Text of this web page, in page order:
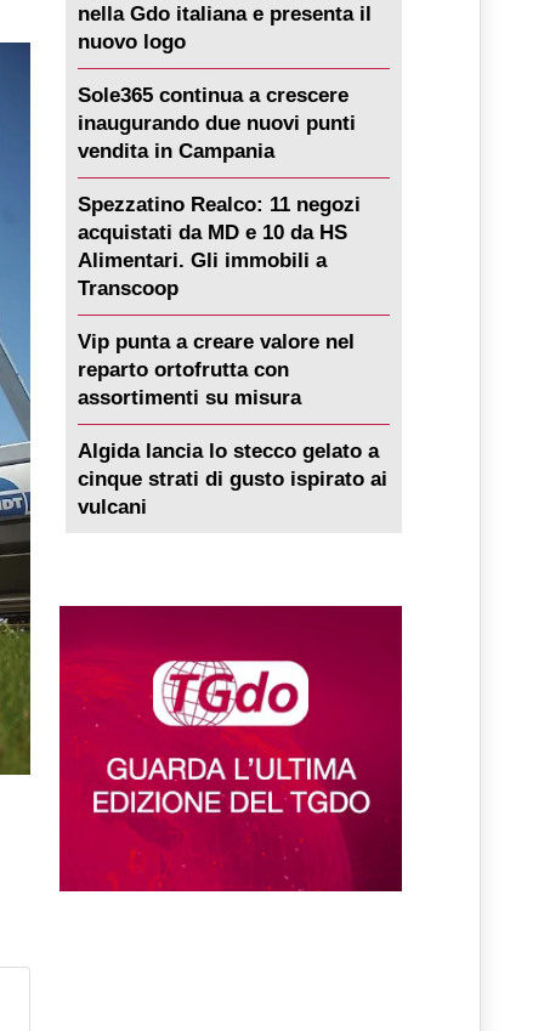
nella Gdo italiana e presenta il
nuovo logo
Sole365 continua a crescere
inaugurando due nuovi punti
vendita in Campania
Spezzatino Realco: 11 negozi
acquistati da MD e 10 da HS
Alimentari. Gli immobili a
Transcoop
Vip punta a creare valore nel
reparto ortofrutta con
assortimenti su misura
Algida lancia lo stecco gelato a
cinque strati di gusto ispirato ai
vulcani